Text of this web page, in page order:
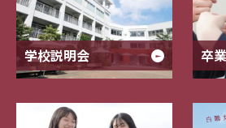
学校説明会 卒